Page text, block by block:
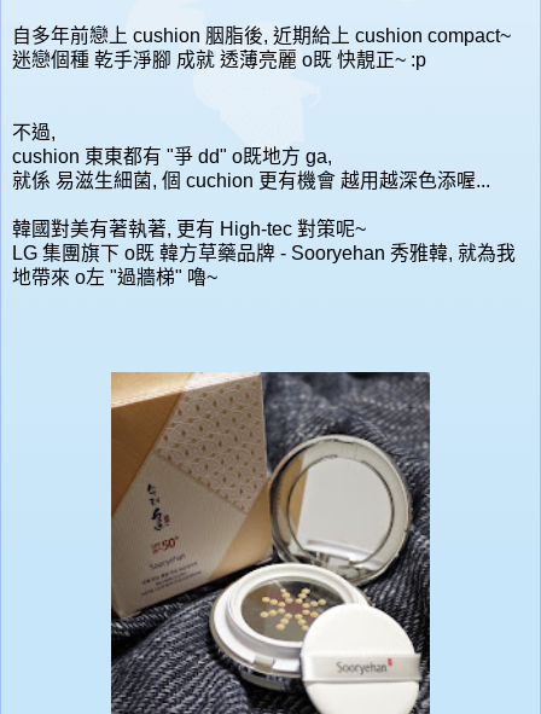
自多年前戀上 cushion 胭脂後, 近期給上 cushion compact~
迷戀個種 乾手淨腳 成就 透薄亮麗 o既 快靚正~ :p
不過,
cushion 東東都有 "爭 dd" o既地方 ga,
就係 易滋生細菌, 個 cuchion 更有機會 越用越深色添喔...
韓國對美有著執著, 更有 High-tec 對策呢~
LG 集團旗下 o既 韓方草藥品牌 - Sooryehan 秀雅韓, 就為我
地帶來 o左 "過牆梯" 嚕~